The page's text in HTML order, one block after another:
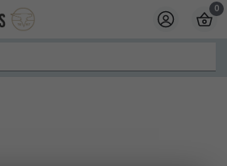
0